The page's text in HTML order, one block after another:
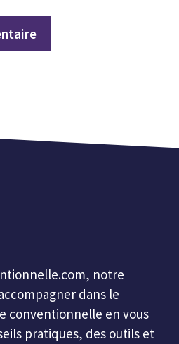
, notre
dans le
conventionnelle en vous
pratiques, des outils et